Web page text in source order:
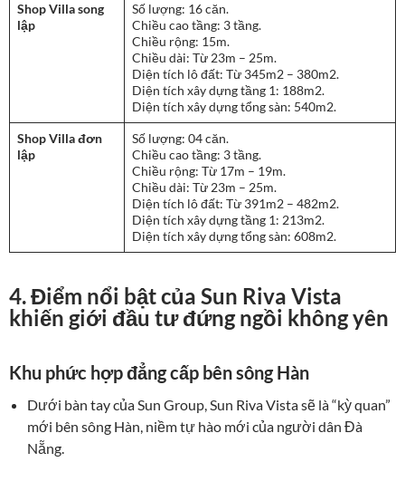
Shop Villa song
lập
Số lượng: 16 căn.
Chiều cao tầng: 3 tầng.
Chiều rộng: 15m.
Chiều dài: Từ 23m – 25m.
Diện tích lô đất: Từ 345m2 – 380m2.
Diện tích xây dựng tầng 1: 188m2.
Diện tích xây dựng tổng sàn: 540m2.
Shop Villa đơn
lập
Số lượng: 04 căn.
Chiều cao tầng: 3 tầng.
Chiều rộng: Từ 17m – 19m.
Chiều dài: Từ 23m – 25m.
Diện tích lô đất: Từ 391m2 – 482m2.
Diện tích xây dựng tầng 1: 213m2.
Diện tích xây dựng tổng sàn: 608m2.
4. Điểm nổi bật của Sun Riva Vista
khiến giới đầu tư đứng ngồi không yên
Khu phức hợp đẳng cấp bên sông Hàn
Dưới bàn tay của Sun Group, Sun Riva Vista sẽ là “kỳ quan”
mới bên sông Hàn, niềm tự hào mới của người dân Đà
Nẵng.